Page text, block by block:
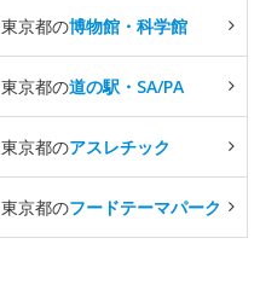
東京都の博物館・科学館
東京都の道の駅・SA/PA
東京都のアスレチック
東京都のフードテーマパーク